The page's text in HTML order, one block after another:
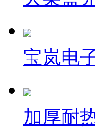
宝岚电
加厚耐